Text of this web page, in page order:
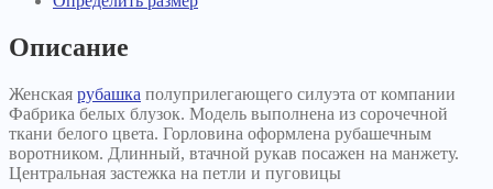
Описание
Женская рубашка полуприлегающего силуэта от компании
Фабрика белых блузок. Модель выполнена из сорочечной
ткани белого цвета. Горловина оформлена рубашечным
воротником. Длинный, втачной рукав посажен на манжету.
Центральная застежка на петли и пуговицы